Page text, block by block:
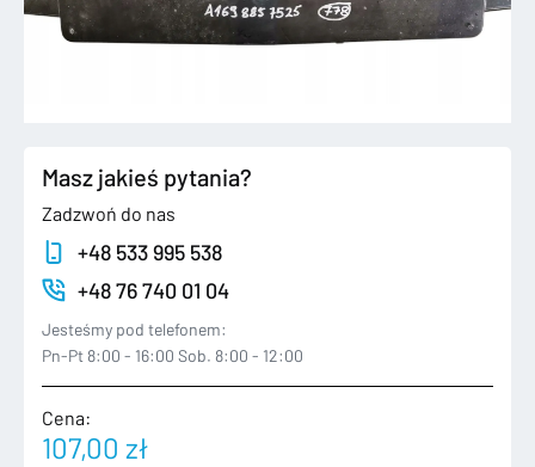
Masz jakieś pytania?
Zadzwoń do nas
+48 533 995 538
+48 76 740 01 04
Jesteśmy pod telefonem:
Pn-Pt 8:00 - 16:00 Sob. 8:00 - 12:00
Cena:
107,00 zł